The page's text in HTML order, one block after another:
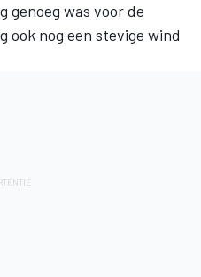
genoeg was voor de
ook nog een stevige wind